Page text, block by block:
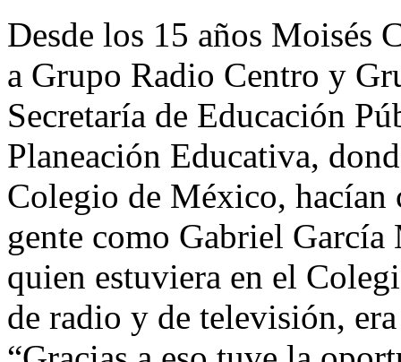
Desde los 15 años Moisés
a Grupo Radio Centro y
Secretaría de Educación
Planeación Educativa,
Colegio de México, hacían
gente como Gabriel
quien estuviera en el
de radio y de televisión,